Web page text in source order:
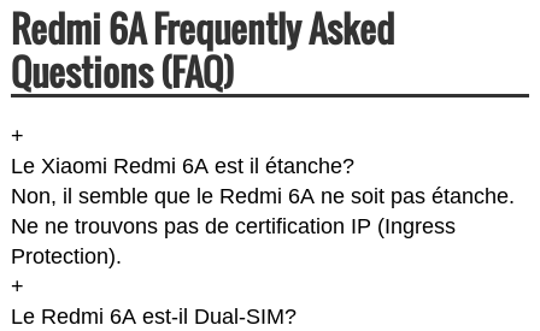
Redmi 6A Frequently Asked
Questions (FAQ)
+
Le Xiaomi Redmi 6A est il étanche?
Non, il semble que le Redmi 6A ne soit pas étanche.
Ne ne trouvons pas de certification IP (Ingress
Protection).
+
Le Redmi 6A est-il Dual-SIM?